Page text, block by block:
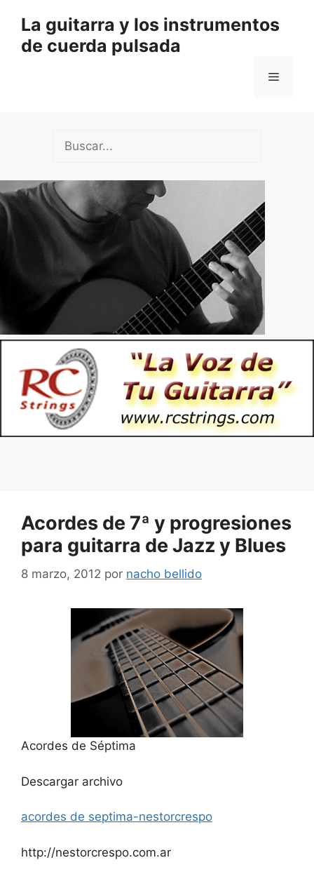
contenido
La guitarra y los instrumentos
de cuerda pulsada
Menú
Acordes de 7ª y progresiones
para guitarra de Jazz y Blues
8 marzo, 2012 por nacho bellido
Acordes de Séptima
Descargar archivo
acordes de septima-nestorcrespo
http://nestorcrespo.com.ar